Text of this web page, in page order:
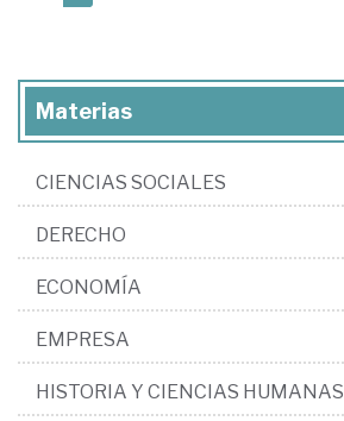
Materias
CIENCIAS SOCIALES
DERECHO
ECONOMÍA
EMPRESA
HISTORIA Y CIENCIAS HUMANAS